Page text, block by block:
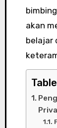
akan
belajar